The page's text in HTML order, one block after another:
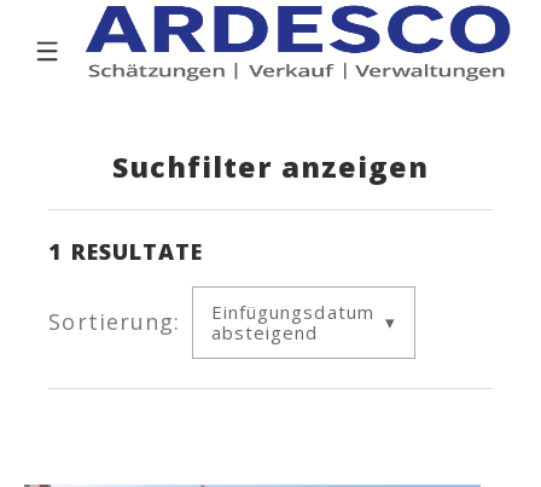
Suchfilter anzeigen
1 RESULTATE
Sortierung:
Einfügungsdatum
absteigend